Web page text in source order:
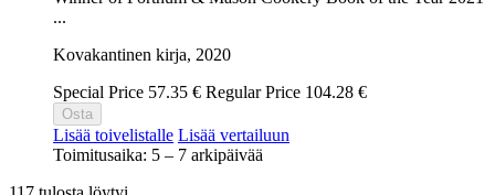
...
Kovakantinen kirja, 2020
Special Price 57.35 € Regular Price 104.28 €
Osta
Lisää toivelistalle Lisää vertailuun
Toimitusaika: 5 – 7 arkipäivää